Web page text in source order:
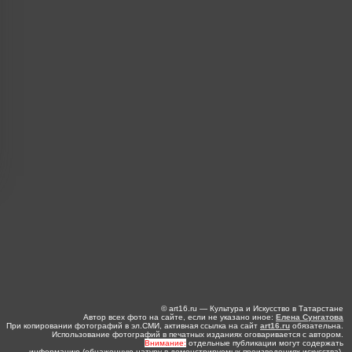
© art16.ru — Культура и Искусство в Татарстане
Автор всех фото на сайте, если не указано иное: Елена Сунгатова
При копировании фотографий в эл.СМИ, активная ссылка на сайт art16.ru обязательна.
Использование фотографий в печатных изданиях оговаривается с автором.
Внимание: отдельные публикации могут содержать